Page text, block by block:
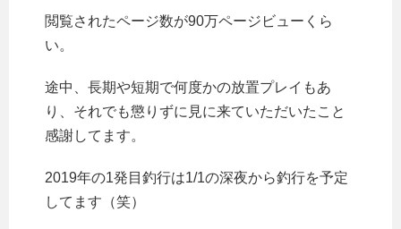
閲覧されたページ数が90万ページビューくら
い。
途中、長期や短期で何度かの放置プレイもあ
り、それでも懲りずに見に来ていただいたこと
感謝してます。
2019年の1発目釣行は1/1の深夜から釣行を予定
してます（笑）